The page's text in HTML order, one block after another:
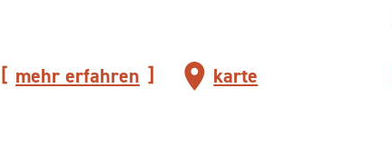
mehr erfahren karte